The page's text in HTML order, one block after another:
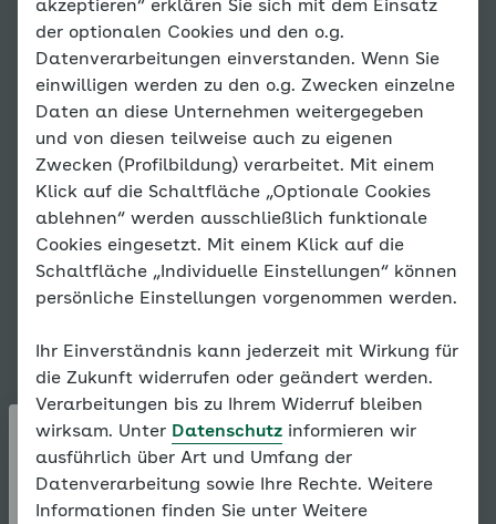
Passwort vergessen?
Blutdruc
k und
Puls
Es liegen
noch keine
Eintragungen
vor.
akzeptieren“ erklären Sie sich mit dem Einsatz
der optionalen Cookies und den o.g.
Datenverarbeitungen einverstanden. Wenn Sie
einwilligen werden zu den o.g. Zwecken einzelne
Daten an diese Unternehmen weitergegeben
und von diesen teilweise auch zu eigenen
Zwecken (Profilbildung) verarbeitet. Mit einem
Klick auf die Schaltfläche „Optionale Cookies
ablehnen“ werden ausschließlich funktionale
Cookies eingesetzt. Mit einem Klick auf die
Schaltfläche „Individuelle Einstellungen“ können
persönliche Einstellungen vorgenommen werden.
Ihr Einverständnis kann jederzeit mit Wirkung für
die Zukunft widerrufen oder geändert werden.
Verarbeitungen bis zu Ihrem Widerruf bleiben
wirksam. Unter Datenschutz informieren wir
ausführlich über Art und Umfang der
Datenverarbeitung sowie Ihre Rechte. Weitere
Informationen finden Sie unter Weitere